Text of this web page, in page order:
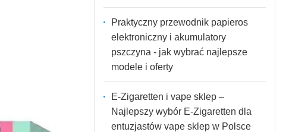
Praktyczny przewodnik papieros
elektroniczny i akumulatory
pszczyna - jak wybrać najlepsze
modele i oferty
E-Zigaretten i vape sklep –
Najlepszy wybór E-Zigaretten dla
entuzjastów vape sklep w Polsce